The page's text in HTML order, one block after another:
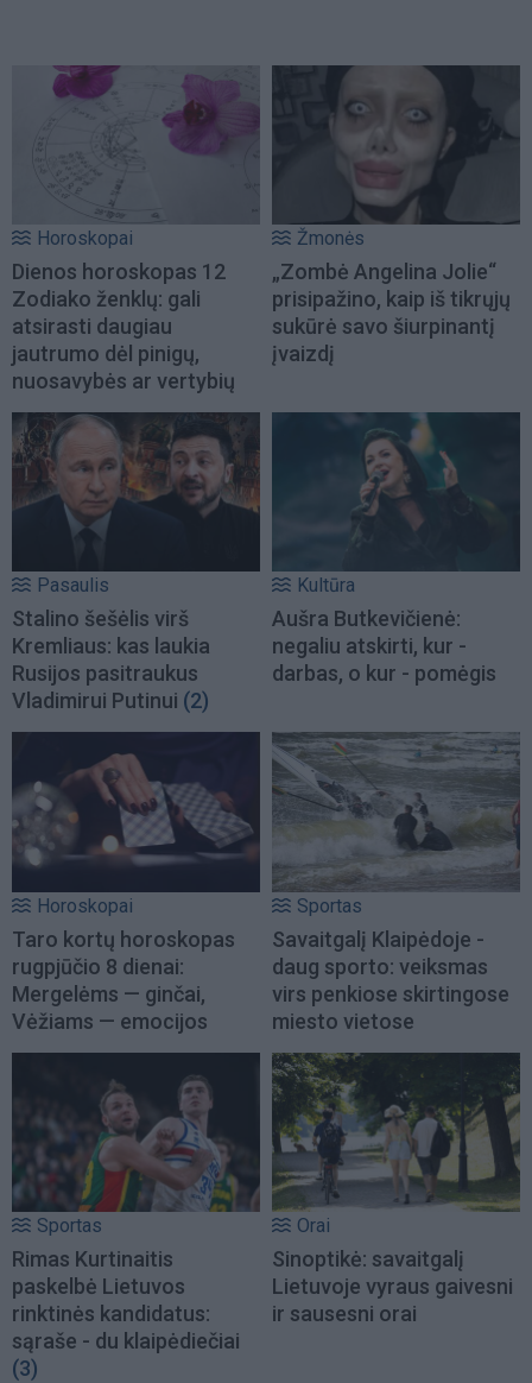
Horoskopai
Dienos horoskopas 12
Zodiako ženklų: gali
atsirasti daugiau
jautrumo dėl pinigų,
nuosavybės ar vertybių
Žmonės
„Zombė Angelina Jolie“
prisipažino, kaip iš tikrųjų
sukūrė savo šiurpinantį
įvaizdį
Pasaulis
Stalino šešėlis virš
Kremliaus: kas laukia
Rusijos pasitraukus
Vladimirui Putinui (2)
Kultūra
Aušra Butkevičienė:
negaliu atskirti, kur -
darbas, o kur - pomėgis
Horoskopai
Taro kortų horoskopas
rugpjūčio 8 dienai:
Mergelėms — ginčai,
Vėžiams — emocijos
Sportas
Savaitgalį Klaipėdoje -
daug sporto: veiksmas
virs penkiose skirtingose
miesto vietose
Sportas
Rimas Kurtinaitis
paskelbė Lietuvos
rinktinės kandidatus:
sąraše - du klaipėdiečiai
(3)
Orai
Sinoptikė: savaitgalį
Lietuvoje vyraus gaivesni
ir sausesni orai